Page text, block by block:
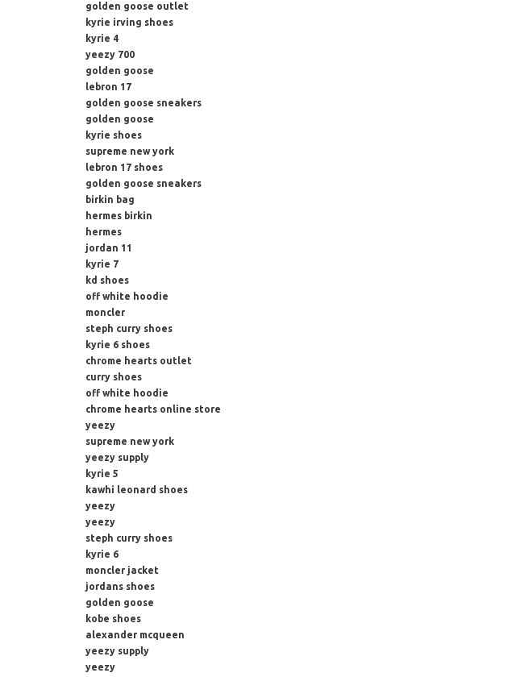
golden goose outlet
kyrie irving shoes
kyrie 4
yeezy 700
golden goose
lebron 17
golden goose sneakers
golden goose
kyrie shoes
supreme new york
lebron 17 shoes
golden goose sneakers
birkin bag
hermes birkin
hermes
jordan 11
kyrie 7
kd shoes
off white hoodie
moncler
steph curry shoes
kyrie 6 shoes
chrome hearts outlet
curry shoes
off white hoodie
chrome hearts online store
yeezy
supreme new york
yeezy supply
kyrie 5
kawhi leonard shoes
yeezy
yeezy
steph curry shoes
kyrie 6
moncler jacket
jordans shoes
golden goose
kobe shoes
alexander mcqueen
yeezy supply
yeezy